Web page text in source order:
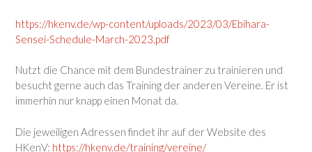
https://hkenv.de/wp-content/uploads/2023/03/Ebihara-
Sensei-Schedule-March-2023.pdf
Nutzt die Chance mit dem Bundestrainer zu trainieren und
besucht gerne auch das Training der anderen Vereine. Er ist
immerhin nur knapp einen Monat da.
Die jeweiligen Adressen findet ihr auf der Website des
HKenV: https://hkenv.de/training/vereine/